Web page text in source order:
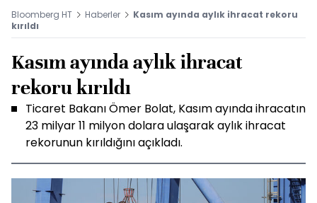
Bloomberg HT Haberler
Kasım ayında aylık ihracat rekoru
kırıldı
Kasım ayında aylık ihracat
rekoru kırıldı
Ticaret Bakanı Ömer Bolat, Kasım ayında ihracatın
23 milyar 11 milyon dolara ulaşarak aylık ihracat
rekorunun kırıldığını açıkladı.